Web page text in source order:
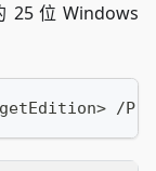
25 位 Windows
/